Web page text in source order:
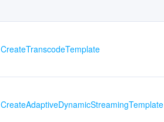
CreateTranscodeTemplate
CreateAdaptiveDynamicStreamingTemplate